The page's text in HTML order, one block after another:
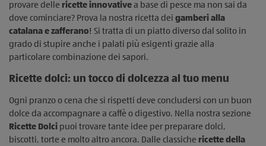
provare delle ricette innovative a base di pesce ma non sai da
dove cominciare? Prova la nostra ricetta dei gamberi alla
catalana e zafferano! Si tratta di un piatto diverso dal solito in
grado di stupire anche i palati più esigenti grazie alla
particolare combinazione dei sapori.
Ricette dolci: un tocco di dolcezza al tuo menu
Ogni pranzo o cena che si rispetti deve concludersi con un buon
dolce da accompagnare a caffè o digestivo. Nella nostra sezione
Ricette Dolci puoi trovare tante idee per preparare dolci,
biscotti, torte e molto altro ancora. Dalle classiche ricette della